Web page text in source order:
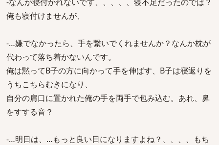
俺も寝付けませんが、
-…嫌でなかったら、手を繋いでくれませんか？なんか枕が
代わって落ち着かないんです。
俺は黙ってB子の方に向かって手を伸ばす、B子は寝返りを
うちこちらむきになり、
自分の肩口に置かれた俺の手を両手で包み込む。あれ、鼻
をすする音？
-…明日は、…もっと良い日になりますよね？、、、、もち